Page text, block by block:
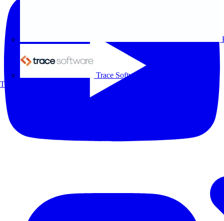
Trace Software
Todos los socios